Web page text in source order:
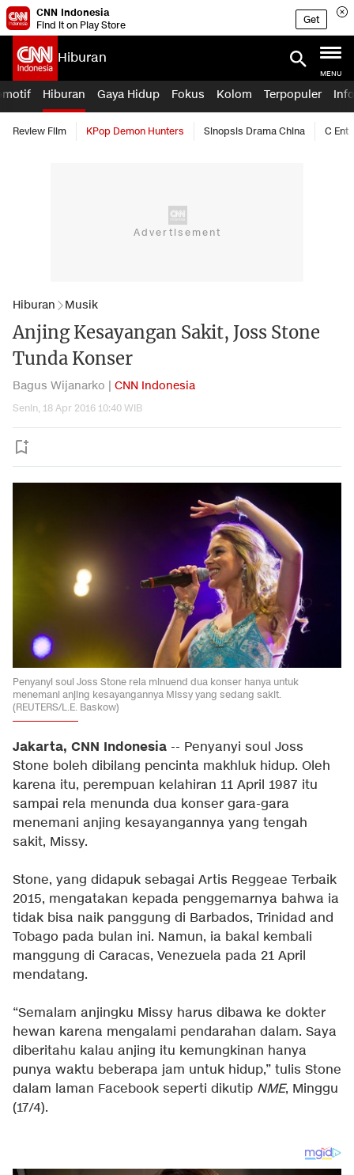
CNN Indonesia
Find it on Play Store
Get
Hiburan
MENU
Hiburan Gaya Hidup Fokus Kolom Terpopuler
Review Film KPop Demon Hunters Sinopsis Drama China C Ent
Hiburan Musik
Anjing Kesayangan Sakit, Joss Stone
Tunda Konser
Bagus Wijanarko | CNN Indonesia
Senin, 18 Apr 2016 10:40 WIB
Penyanyi soul Joss Stone rela minuend dua konser hanya untuk
menemani anjing kesayangannya Missy yang sedang sakit.
(REUTERS/L.E. Baskow)
Jakarta, CNN Indonesia -- Penyanyi soul Joss
Stone boleh dibilang pencinta makhluk hidup. Oleh
karena itu, perempuan kelahiran 11 April 1987 itu
sampai rela menunda dua konser gara-gara
menemani anjing kesayangannya yang tengah
sakit, Missy.
Stone, yang didapuk sebagai Artis Reggeae Terbaik
2015, mengatakan kepada penggemarnya bahwa ia
tidak bisa naik panggung di Barbados, Trinidad and
Tobago pada bulan ini. Namun, ia bakal kembali
manggung di Caracas, Venezuela pada 21 April
mendatang.
“Semalam anjingku Missy harus dibawa ke dokter
hewan karena mengalami pendarahan dalam. Saya
diberitahu kalau anjing itu kemungkinan hanya
punya waktu beberapa jam untuk hidup,” tulis Stone
dalam laman Facebook seperti dikutip NME, Minggu
(17/4).